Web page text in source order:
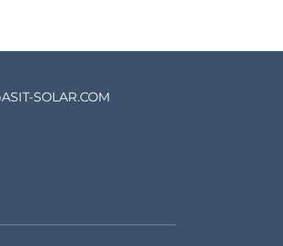
SOLAR.COM